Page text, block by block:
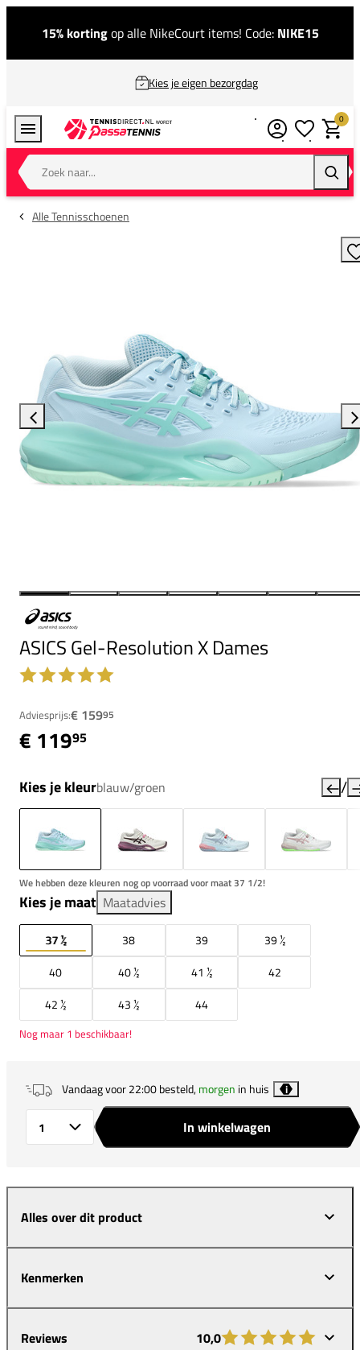
15% kortingop alle NikeCourt items! Code: NIKE15
Kies je eigen bezorgdag
Zoek naar...
0
Alle Tennisschoenen
ASICS Gel-Resolution X Dames
Adviesprijs:€ 15995
€ 11995
Kies je kleurblauw/groen /
We hebben deze kleuren nog op voorraad voor maat 37 1/2!
Kies je maat Maatadvies
37 ½ 38 39
39 ½
40
40 ½ 41 ½
42
42 ½
43 ½ 44
Nog maar 1 beschikbaar!
Vandaag voor 22:00 besteld,morgen in huis i
In winkelwagen
Alles over dit product
Kenmerken
Reviews 10,0